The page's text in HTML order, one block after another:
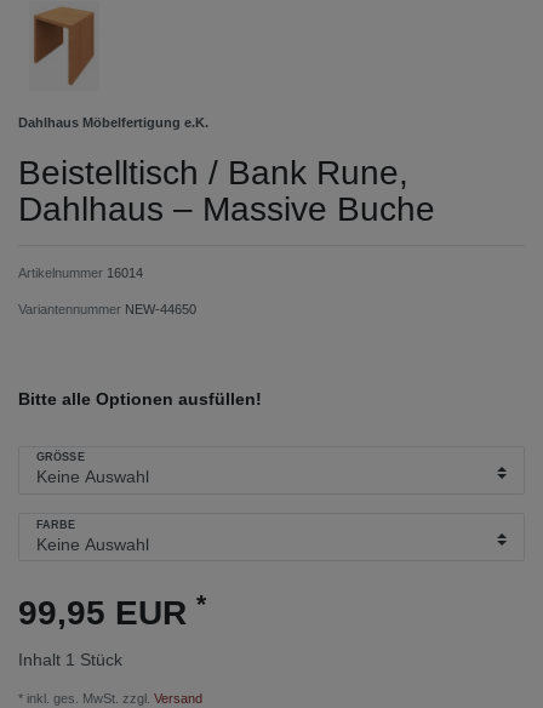
Dahlhaus Möbelfertigung e.K.
Beistelltisch / Bank Rune,
Dahlhaus – Massive Buche
Artikelnummer 16014
Variantennummer NEW-44650
Bitte alle Optionen ausfüllen!
GRÖSSE
FARBE
99,95 EUR *
Inhalt 1 Stück
* inkl. ges. MwSt. zzgl. Versand